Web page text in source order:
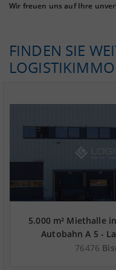
Wir freuen uns auf Ihre
FINDEN SIE
5.000 m² Miethalle
Autobahn A 5 -
76476